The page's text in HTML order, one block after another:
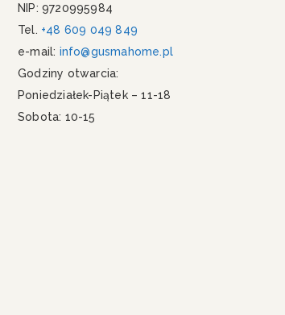
NIP: 9720995984
Tel. +48 609 049 849
e-mail: info@gusmahome.pl
Godziny otwarcia:
Poniedziałek-Piątek – 11-18
Sobota: 10-15